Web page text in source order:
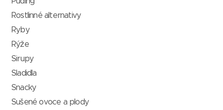
Rostlinné alternativy
Ryby
Rýže
Sirupy
Sladidla
Snacky
Sušené ovoce a plody